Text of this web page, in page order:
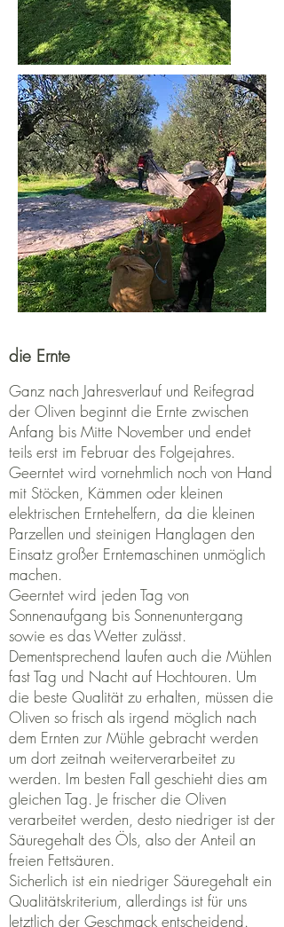
die Ernte
Ganz nach Jahresverlauf und Reifegrad
der Oliven beginnt die Ernte zwischen
Anfang bis Mitte November und endet
teils erst im Februar des Folgejahres.
Geerntet wird vornehmlich noch von Hand
mit Stöcken, Kämmen oder kleinen
elektrischen Erntehelfern, da die kleinen
Parzellen und steinigen Hanglagen den
Einsatz großer Erntemaschinen unmöglich
machen.
Geerntet wird jeden Tag von
Sonnenaufgang bis Sonnenuntergang
sowie es das Wetter zulässt.
Dementsprechend laufen auch die Mühlen
fast Tag und Nacht auf Hochtouren. Um
die beste Qualität zu erhalten, müssen die
Oliven so frisch als irgend möglich nach
dem Ernten zur Mühle gebracht werden
um dort zeitnah weiterverarbeitet zu
werden. Im besten Fall geschieht dies am
gleichen Tag. Je frischer die Oliven
verarbeitet werden, desto niedriger ist der
Säuregehalt des Öls, also der Anteil an
freien Fettsäuren.
Sicherlich ist ein niedriger Säuregehalt ein
Qualitätskriterium, allerdings ist für uns
letztlich der Geschmack entscheidend.